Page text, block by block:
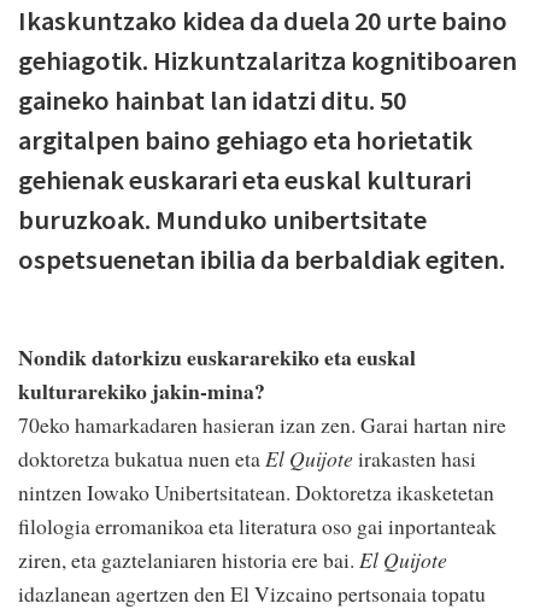
Ikaskuntzako kidea da duela 20 urte baino
gehiagotik. Hizkuntzalaritza kognitiboaren
gaineko hainbat lan idatzi ditu. 50
argitalpen baino gehiago eta horietatik
gehienak euskarari eta euskal kulturari
buruzkoak. Munduko unibertsitate
ospetsuenetan ibilia da berbaldiak egiten.
Nondik datorkizu euskararekiko eta euskal
kulturarekiko jakin-mina?
70eko hamarkadaren hasieran izan zen. Garai hartan nire
doktoretza bukatua nuen eta El Quijoteirakasten hasi
nintzen Iowako Unibertsitatean. Doktoretza ikasketetan
filologia erromanikoa eta literatura oso gai inportanteak
ziren, eta gaztelaniaren historia ere bai. El Quijote
idazlanean agertzen den El Vizcaino pertsonaia topatu